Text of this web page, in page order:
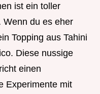
ist ein toller
Wenn du es eher
Topping aus Tahini
Diese nussige
einen
Experimente mit